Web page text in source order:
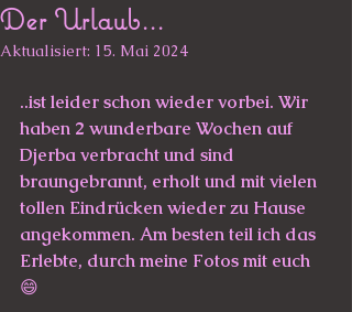
Der Urlaub...
Aktualisiert: 15. Mai 2024
..ist leider schon wieder vorbei. Wir
haben 2 wunderbare Wochen auf
Djerba verbracht und sind
braungebrannt, erholt und mit vielen
tollen Eindrücken wieder zu Hause
angekommen. Am besten teil ich das
Erlebte, durch meine Fotos mit euch
😄